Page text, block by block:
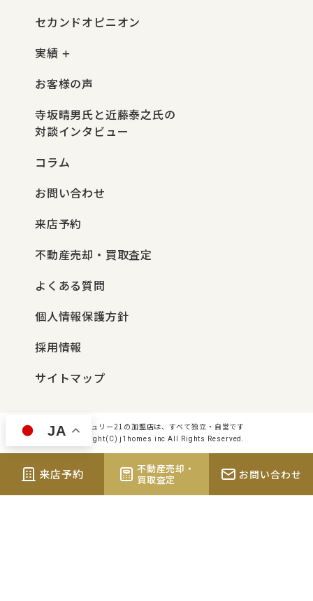
セカンドオピニオン
実績
お客様の声
寺坂晴男氏と近藤泰之氏の
対談インタビュー
コラム
お問い合わせ
来店予約
不動産売却・買取査定
よくある質問
個人情報保護方針
採用情報
サイトマップ
センチュリー21の加盟店は、すべて独立・自営です
Copyright(C) j1homes inc All Rights Reserved.
来店予約
不動産売却・
買取査定
お問い合わせ
JA